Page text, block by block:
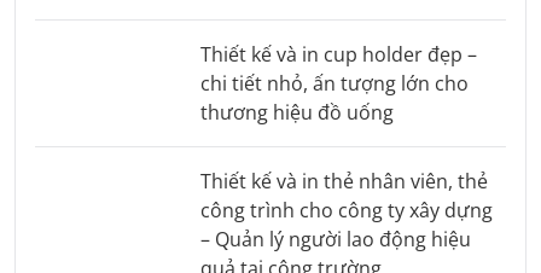
Thiết kế và in cup holder đẹp –
chi tiết nhỏ, ấn tượng lớn cho
thương hiệu đồ uống
Thiết kế và in thẻ nhân viên, thẻ
công trình cho công ty xây dựng
– Quản lý người lao động hiệu
quả tại công trường